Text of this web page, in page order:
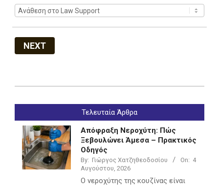
NEXT
07-
Τελευταία Άρθρα
Απόφραξη Νεροχύτη: Πώς
Ξεβουλώνει Άμεσα – Πρακτικός
Οδηγός
By: Γιώργος Χατζηθεοδοσίου On: 4
Αυγούστου, 2026
Ο νεροχύτης της κουζίνας είναι